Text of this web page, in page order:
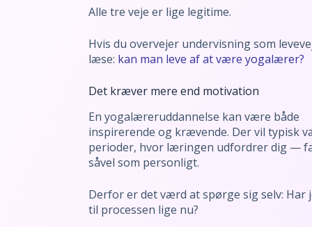
Alle tre veje er lige legitime.
Hvis du overvejer undervisning som
læse: kan man leve af at være yogalærer?
Det kræver mere end motivation
En yogalæreruddannelse kan være både
inspirerende og krævende. Der vil typisk
perioder, hvor læringen udfordrer dig —
såvel som personligt.
Derfor er det værd at spørge sig selv: Har
til processen lige nu?